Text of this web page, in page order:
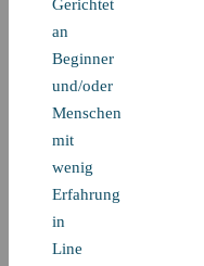
Gerichtet
an
Beginner
und/oder
Menschen
mit
wenig
Erfahrung
in
Line